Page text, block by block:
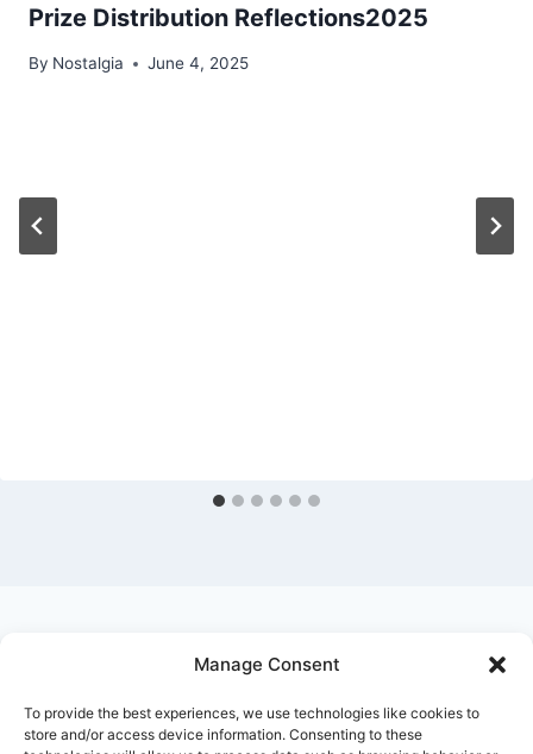
Manage Consent
To provide the best experiences, we use technologies like cookies to
store and/or access device information. Consenting to these
Prize Distribution Reflections2025
By Nostalgia June 4, 2025
Reflections
Privacy Policy
About Us Contact Us